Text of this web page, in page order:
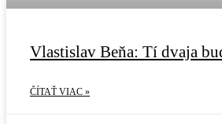
Vlastislav Beňa: Tí dvaja
ČÍTAŤ VIAC »